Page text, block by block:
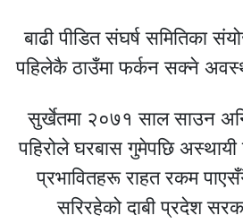
बाढी पीडित संघर्ष समितिका
पहिलेकै ठाउँमा फर्कन सक्ने
सुर्खेतमा २०७१ साल साउन
पहिरोले घरबास गुमेपछि
प्रभावितहरू राहत रकम
सरिरहेको दाबी प्रदेश